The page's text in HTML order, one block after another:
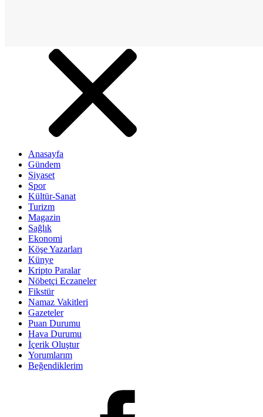
Anasayfa
Gündem
Siyaset
Spor
Kültür-Sanat
Turizm
Magazin
Sağlık
Ekonomi
Köşe Yazarları
Künye
Kripto Paralar
Nöbetçi Eczaneler
Fikstür
Namaz Vakitleri
Gazeteler
Puan Durumu
Hava Durumu
İçerik Oluştur
Yorumlarım
Beğendiklerim